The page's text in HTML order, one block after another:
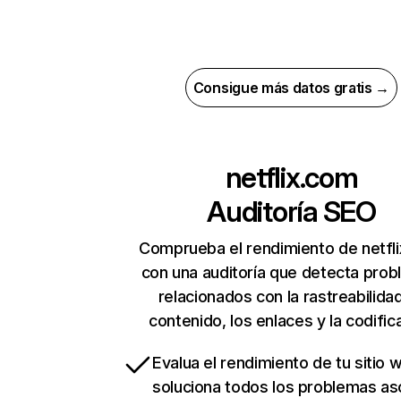
Consigue más datos gratis →
netflix.com
Auditoría SEO
Comprueba el rendimiento de
con una auditoría que detecta
relacionados con la
contenido, los enlaces y la
Evalua el rendimiento de tu sitio
soluciona todos los problemas